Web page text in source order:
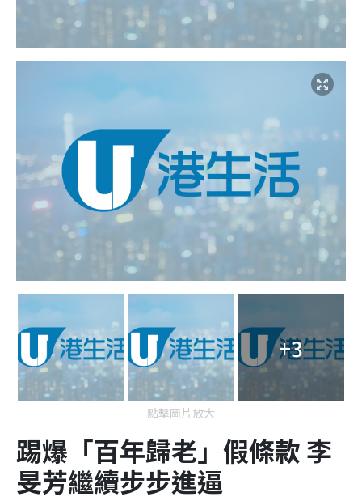
+3
點擊圖片放大
踢爆「百年歸老」假條款 李
旻芳繼續步步進逼